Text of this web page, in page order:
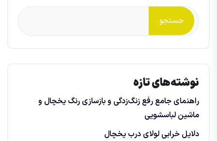
جستجو
نوشته‌های تازه
راهنمای جامع رفع زنگ‌زدگی و بازسازی رنگ یخچال و
ماشین لباسشویی
دلایل خرابی لولای درب یخچال